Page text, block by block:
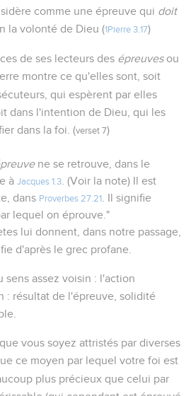
comme une épreuve qui doit
la volonté de Dieu (1Pierre 3.17)
de ses lecteurs des épreuvesou
montre ce qu'elles sont, soit
qui espèrent par elles
dans l'intention de Dieu, qui les
dans la foi. (verset 7)
ne se retrouve, dans le
à Jacques 1.3
. (Voir la note) Il est
dans Proverbes 27.21
. Il signifie
lequel on éprouve."
lui donnent, dans notre passage,
d'après le grec profane.
sens assez voisin : l'action
: résultat de l'épreuve, solidité
vous soyez attristés par diverses
ce moyen par lequel votre foi est
plus précieux que celui par